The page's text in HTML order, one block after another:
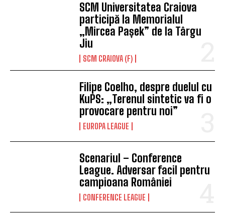
SCM Universitatea Craiova
participă la Memorialul
„Mircea Pașek” de la Târgu
Jiu
SCM CRAIOVA (F)
Filipe Coelho, despre duelul cu
KuPS: „Terenul sintetic va fi o
provocare pentru noi”
EUROPA LEAGUE
Scenariul – Conference
League. Adversar facil pentru
campioana României
CONFERENCE LEAGUE